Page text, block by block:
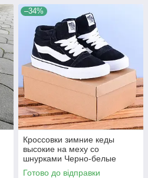
–34%
Кроссовки зимние кеды
высокие на меху со
шнурками Черно-белые
унисекс унисекс теплые
Готово до відправки